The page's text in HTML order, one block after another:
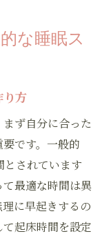
な睡眠ス
り方
ず自分に合った
です。一般的
とされています
最適な時間は異
に早起きするの
起床時間を設定